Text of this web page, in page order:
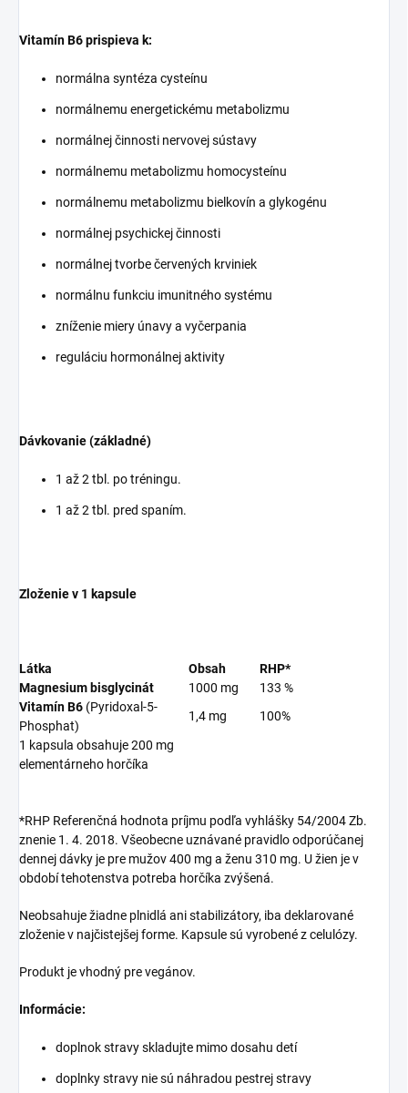
Vitamín B6 prispieva k:
normálna syntéza cysteínu
normálnemu energetickému metabolizmu
normálnej činnosti nervovej sústavy
normálnemu metabolizmu homocysteínu
normálnemu metabolizmu bielkovín a glykogénu
normálnej psychickej činnosti
normálnej tvorbe červených krviniek
normálnu funkciu imunitného systému
zníženie miery únavy a vyčerpania
reguláciu hormonálnej aktivity
Dávkovanie (základné)
1 až 2 tbl. po tréningu.
1 až 2 tbl. pred spaním.
Zloženie v 1 kapsule
Látka Obsah
RHP*
Magnesium bisglycinát
1000 mg
133 %
Vitamín B6 (Pyridoxal-5-
Phosphat)
1,4 mg
100%
1 kapsula obsahuje 200 mg
elementárneho horčíka
*RHP Referenčná hodnota príjmu podľa vyhlášky 54/2004 Zb.
znenie 1. 4. 2018. Všeobecne uznávané pravidlo odporúčanej
dennej dávky je pre mužov 400 mg a ženu 310 mg. U žien je v
období tehotenstva potreba horčíka zvýšená.
Neobsahuje žiadne plnidlá ani stabilizátory, iba deklarované
zloženie v najčistejšej forme. Kapsule sú vyrobené z celulózy.
Produkt je vhodný pre vegánov.
Informácie:
doplnok stravy skladujte mimo dosahu detí
doplnky stravy nie sú náhradou pestrej stravy